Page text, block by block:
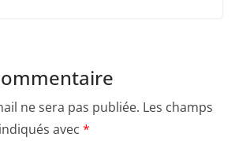
ne sera pas publiée. Les champs
avec *